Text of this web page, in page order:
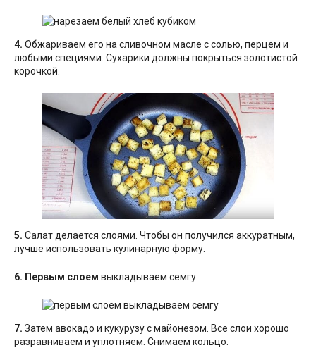
4. Обжариваем его на сливочном масле с солью, перцем и
любыми специями. Сухарики должны покрыться золотистой
корочкой.
5. Салат делается слоями. Чтобы он получился аккуратным,
лучше использовать кулинарную форму.
6. Первым слоем выкладываем семгу.
7. Затем авокадо и кукурузу с майонезом. Все слои хорошо
разравниваем и уплотняем. Снимаем кольцо.